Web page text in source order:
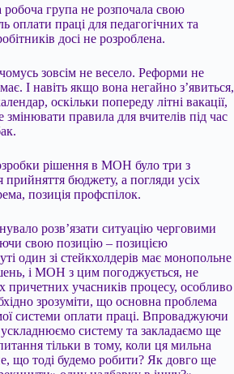
робоча група не розпочала свою
оплати праці для педагогічних та
досі не розроблена.
зовсім не весело. Реформи не
І навіть якщо вона негайно з’явиться,
оскільки попереду літні вакації,
змінювати правила для вчителів під час
рішення в МОН було три з
прийняття бюджету, а погляди усіх
позиція профспілок.
розв’язати ситуацію черговими
свою позицію – позицією
один зі стейкхолдерів має монопольне
і МОН з цим погоджується, не
учасників процесу, особливо
зрозуміти, що основна проблема
системи оплати праці. Впроваджуючи
систему та закладаємо ще
тільки в тому, коли ця мильна
що тоді будемо робити? Як довго ще